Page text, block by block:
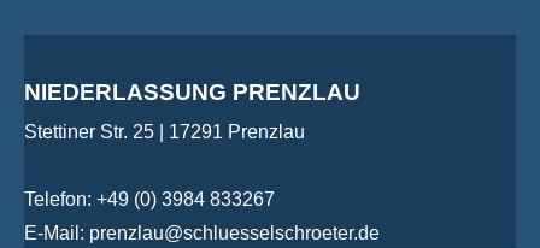
NIEDERLASSUNG PRENZLAU
Stettiner Str. 25 | 17291 Prenzlau
Telefon: +49 (0) 3984 833267
E-Mail: prenzlau@schluesselschroeter.de